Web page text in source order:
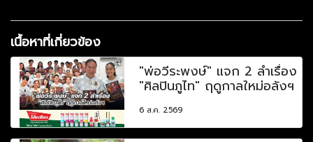
เนื้อหาที่เกี่ยวข้อง
"พ่อวีระพงษ์" แจก 2 ลำเรื่อง
"ศิลปินภูไท" ฤดูกาลใหม่อลังฯ
6 ส.ค. 2569